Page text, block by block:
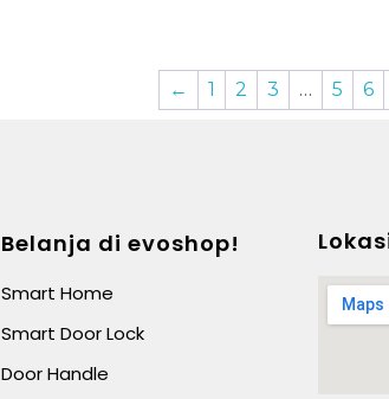
← 1 2 3 … 5 6
Belanja di evoshop!
Smart Home
Smart Door Lock
Door Handle